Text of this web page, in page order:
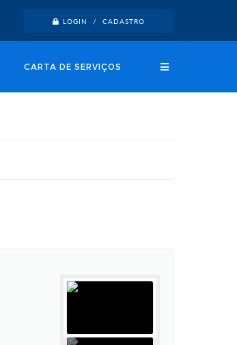
LOGIN / CADASTRO
CARTA DE SERVIÇOS